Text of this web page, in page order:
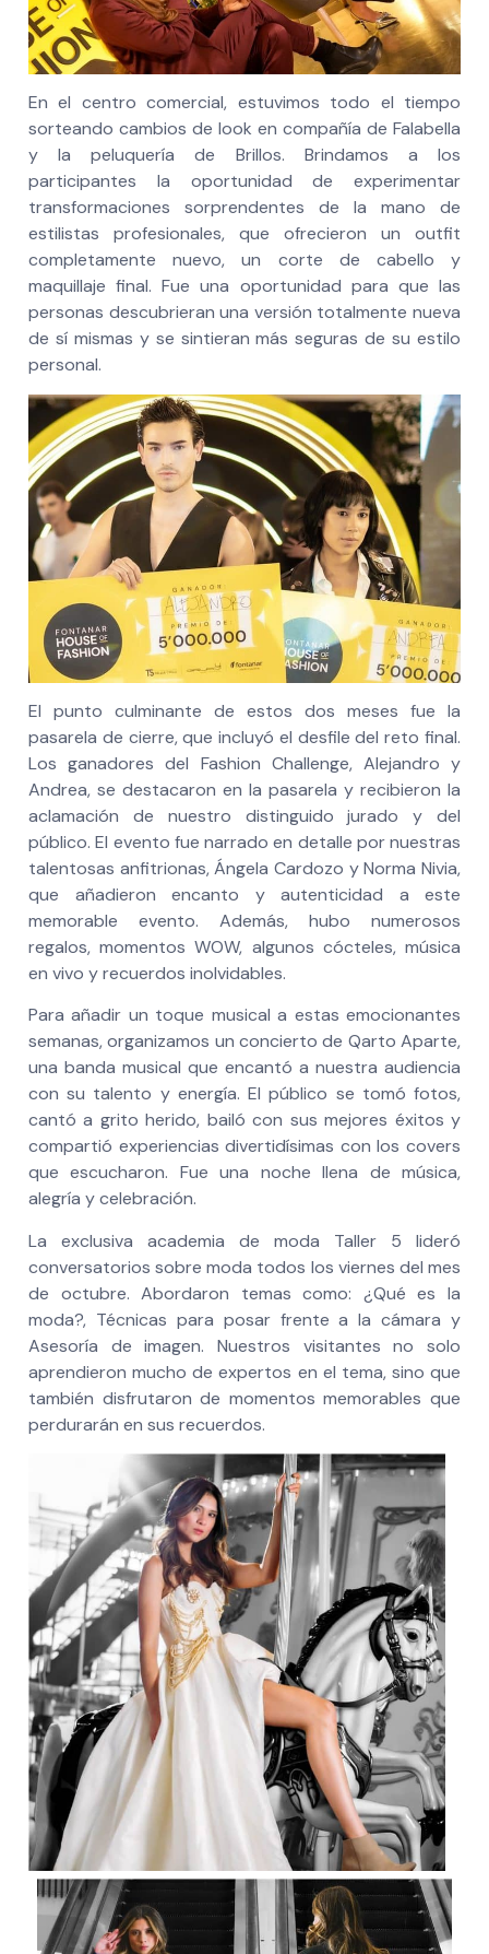
En el centro comercial, estuvimos todo el tiempo
sorteando cambios de look en compañía de Falabella
y la peluquería de Brillos. Brindamos a los
participantes la oportunidad de experimentar
transformaciones sorprendentes de la mano de
estilistas profesionales, que ofrecieron un outfit
completamente nuevo, un corte de cabello y
maquillaje final. Fue una oportunidad para que las
personas descubrieran una versión totalmente nueva
de sí mismas y se sintieran más seguras de su estilo
personal.
El punto culminante de estos dos meses fue la
pasarela de cierre, que incluyó el desfile del reto final.
Los ganadores del Fashion Challenge, Alejandro y
Andrea, se destacaron en la pasarela y recibieron la
aclamación de nuestro distinguido jurado y del
público. El evento fue narrado en detalle por nuestras
talentosas anfitrionas, Ángela Cardozo y Norma Nivia,
que añadieron encanto y autenticidad a este
memorable evento. Además, hubo numerosos
regalos, momentos WOW, algunos cócteles, música
en vivo y recuerdos inolvidables.
Para añadir un toque musical a estas emocionantes
semanas, organizamos un concierto de Qarto Aparte,
una banda musical que encantó a nuestra audiencia
con su talento y energía. El público se tomó fotos,
cantó a grito herido, bailó con sus mejores éxitos y
compartió experiencias divertidísimas con los covers
que escucharon. Fue una noche llena de música,
alegría y celebración.
La exclusiva academia de moda Taller 5 lideró
conversatorios sobre moda todos los viernes del mes
de octubre. Abordaron temas como: ¿Qué es la
moda?, Técnicas para posar frente a la cámara y
Asesoría de imagen. Nuestros visitantes no solo
aprendieron mucho de expertos en el tema, sino que
también disfrutaron de momentos memorables que
perdurarán en sus recuerdos.